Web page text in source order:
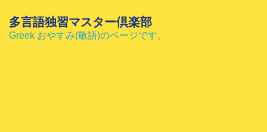
多言語独習マスター倶楽部
Greek おやすみ(敬語)のページです。